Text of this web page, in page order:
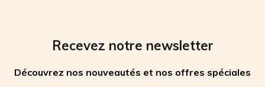
Recevez notre newsletter
Découvrez nos nouveautés et nos offres spéciales